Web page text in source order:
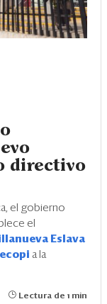
directivo
el gobierno
el
Eslava
a la
Lectura de 1 min